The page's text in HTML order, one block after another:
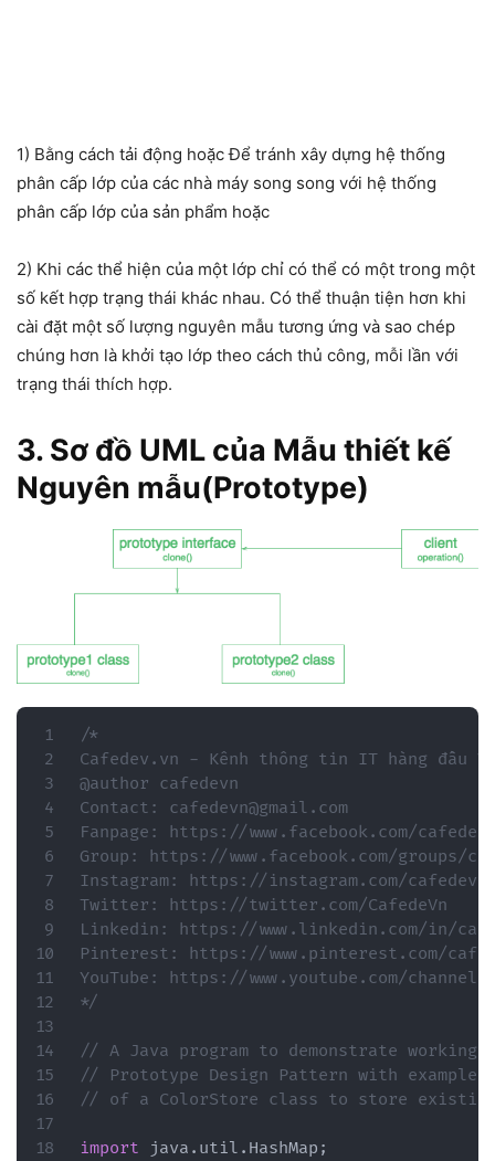
1) Bằng cách tải động hoặc Để tránh xây dựng hệ thống
phân cấp lớp của các nhà máy song song với hệ thống
phân cấp lớp của sản phẩm hoặc
2) Khi các thể hiện của một lớp chỉ có thể có một trong một
số kết hợp trạng thái khác nhau. Có thể thuận tiện hơn khi
cài đặt một số lượng nguyên mẫu tương ứng và sao chép
chúng hơn là khởi tạo lớp theo cách thủ công, mỗi lần với
trạng thái thích hợp.
3. Sơ đồ UML của Mẫu thiết kế
Nguyên mẫu(Prototype)
/*
Cafedev.vn - Kênh thông tin IT hàng đầu
@author cafedevn
Contact: cafedevn@gmail.com
Fanpage: https://www.facebook.com/
Group: https://www.facebook.com/groups/
Instagram: https://instagram.com/cafedevn
Twitter: https://twitter.com/CafedeVn
Linkedin: https://www.linkedin.com/in/
Pinterest: https://www.pinterest.com/
YouTube: https://www.youtube.com/channel/
*/
// A Java program to demonstrate
// Prototype Design Pattern with
// of a ColorStore class to store
import java . util . HashMap ;